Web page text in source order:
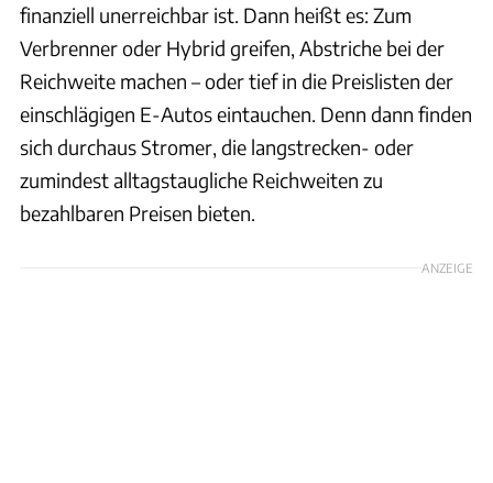
finanziell unerreichbar ist. Dann heißt es: Zum
Verbrenner oder Hybrid greifen, Abstriche bei der
Reichweite machen – oder tief in die Preislisten der
einschlägigen E-Autos eintauchen. Denn dann finden
sich durchaus Stromer, die langstrecken- oder
zumindest alltagstaugliche Reichweiten zu
bezahlbaren Preisen bieten.
ANZEIGE